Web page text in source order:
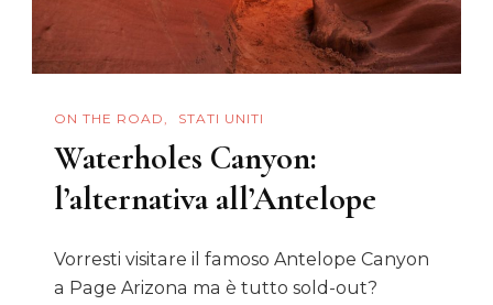
ON THE ROAD STATI UNITI
Waterholes Canyon:
l’alternativa all’Antelope
Vorresti visitare il famoso Antelope Canyon
a Page Arizona ma è tutto sold-out?